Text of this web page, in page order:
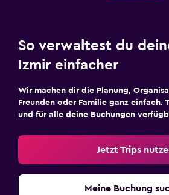
So verwaltest du
Izmir einfacher
Wir machen dir die Planung,
Freunden oder Familie ganz einfach.
und für alle deine Buchungen
Jetzt Trips
Meine Buchung